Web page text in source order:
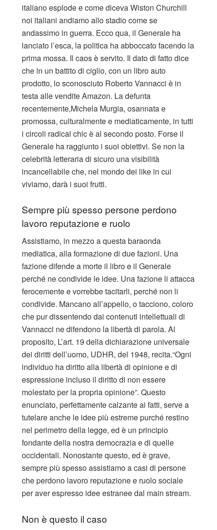
italiano esplode e come diceva Wiston Churchill
noi italiani andiamo allo stadio come se
andassimo in guerra. Ecco qua, il Generale ha
lanciato l’esca, la politica ha abboccato facendo la
prima mossa. Il caos è servito. Il dato di fatto dice
che in un battito di ciglio, con un libro auto
prodotto, lo sconosciuto Roberto Vannacci è in
testa alle vendite Amazon. La defunta
recentemente,Michela Murgia, osannata e
promossa, culturalmente e mediaticamente, in tutti
i circoli radical chic è al secondo posto. Forse il
Generale ha raggiunto i suoi obiettivi. Se non la
celebrità letteraria di sicuro una visibilità
incancellabile che, nel mondo dei like in cui
viviamo, darà i suoi frutti.
Sempre più spesso persone perdono
lavoro reputazione e ruolo
Assistiamo, in mezzo a questa baraonda
mediatica, alla formazione di due fazioni. Una
fazione difende a morte il libro e il Generale
perché ne condivide le idee. Una fazione li attacca
ferocemente e vorrebbe tacitarli, perché non li
condivide. Mancano all’appello, o tacciono, coloro
che pur dissentendo dai contenuti intellettuali di
Vannacci ne difendono la libertà di parola. Al
proposito, L’art. 19 della dichiarazione universale
dei diritti dell’uomo, UDHR, del 1948, recita.“Ogni
individuo ha diritto alla libertà di opinione e di
espressione incluso il diritto di non essere
molestato per la propria opinione”. Questo
enunciato, perfettamente calzante ai fatti, serve a
tutelare anche le idee più estreme purché restino
nel perimetro della legge, ed è un principio
fondante della nostra democrazia e di quelle
occidentali. Nonostante questo, ed è grave,
sempre più spesso assistiamo a casi di persone
che perdono lavoro reputazione e ruolo sociale
per aver espresso idee estranee dal main stream.
Non è questo il caso